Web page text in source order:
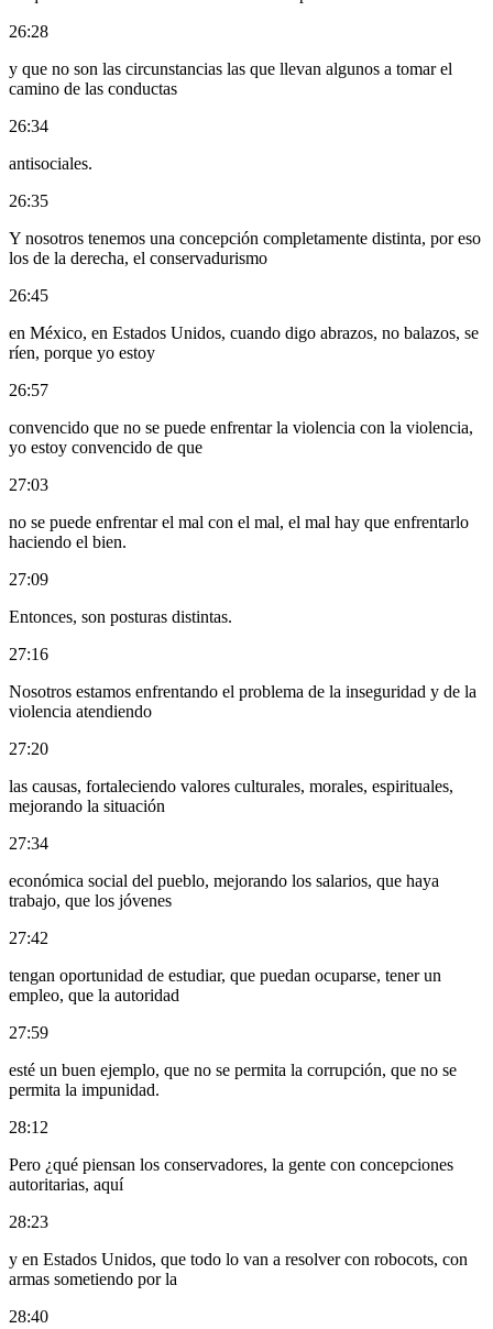
26:28
y que no son las circunstancias las que llevan algunos a tomar el
camino de las conductas
26:34
antisociales.
26:35
Y nosotros tenemos una concepción completamente distinta, por eso
los de la derecha, el conservadurismo
26:45
en México, en Estados Unidos, cuando digo abrazos, no balazos, se
ríen, porque yo estoy
26:57
convencido que no se puede enfrentar la violencia con la violencia,
yo estoy convencido de que
27:03
no se puede enfrentar el mal con el mal, el mal hay que enfrentarlo
haciendo el bien.
27:09
Entonces, son posturas distintas.
27:16
Nosotros estamos enfrentando el problema de la inseguridad y de la
violencia atendiendo
27:20
las causas, fortaleciendo valores culturales, morales, espirituales,
mejorando la situación
27:34
económica social del pueblo, mejorando los salarios, que haya
trabajo, que los jóvenes
27:42
tengan oportunidad de estudiar, que puedan ocuparse, tener un
empleo, que la autoridad
27:59
esté un buen ejemplo, que no se permita la corrupción, que no se
permita la impunidad.
28:12
Pero ¿qué piensan los conservadores, la gente con concepciones
autoritarias, aquí
28:23
y en Estados Unidos, que todo lo van a resolver con robocots, con
armas sometiendo por la
28:40